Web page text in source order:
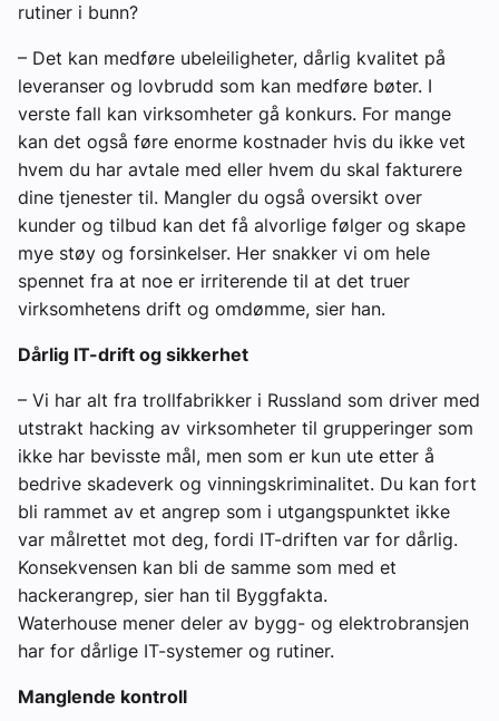
rutiner i bunn?
– Det kan medføre ubeleiligheter, dårlig kvalitet på
leveranser og lovbrudd som kan medføre bøter. I
verste fall kan virksomheter gå konkurs. For mange
kan det også føre enorme kostnader hvis du ikke vet
hvem du har avtale med eller hvem du skal fakturere
dine tjenester til. Mangler du også oversikt over
kunder og tilbud kan det få alvorlige følger og skape
mye støy og forsinkelser. Her snakker vi om hele
spennet fra at noe er irriterende til at det truer
virksomhetens drift og omdømme, sier han.
Dårlig IT-drift og sikkerhet
– Vi har alt fra trollfabrikker i Russland som driver med
utstrakt hacking av virksomheter til grupperinger som
ikke har bevisste mål, men som er kun ute etter å
bedrive skadeverk og vinningskriminalitet. Du kan fort
bli rammet av et angrep som i utgangspunktet ikke
var målrettet mot deg, fordi IT-driften var for dårlig.
Konsekvensen kan bli de samme som med et
hackerangrep, sier han til Byggfakta.
Waterhouse mener deler av bygg- og elektrobransjen
har for dårlige IT-systemer og rutiner.
Manglende kontroll